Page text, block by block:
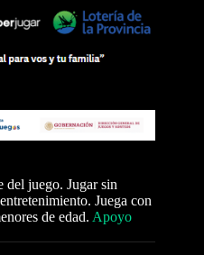
del juego. Jugar sin
Juega con
de edad. Apoyo